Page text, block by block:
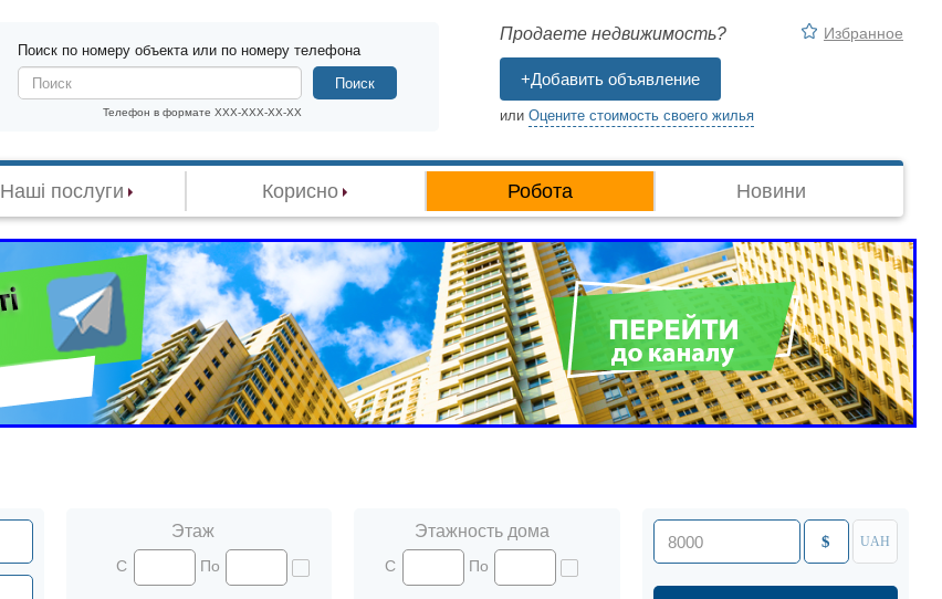
Поиск по номеру объекта или по номеру телефона
Телефон в формате XXX-XXX-XX-XX
Поиск
Продаете недвижимость?
+Добавить объявление
или Оцените стоимость своего жилья
Избранное
Наші послуги Корисно Робота Новини
Этаж
С По
Этажность дома
С По
$ UAH